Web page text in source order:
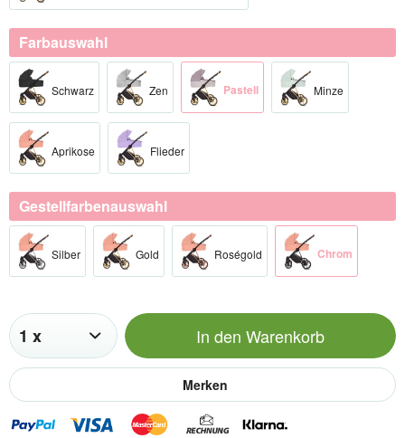
Farbauswahl
Schwarz Zen Pastell Minze
Aprikose Flieder
Gestellfarbenauswahl
Silber​ Gold​ Roségold​ Chrom​
In den Warenkorb
Merken